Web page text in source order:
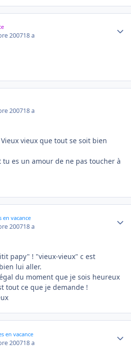
200718 a
200718 a
vieux que tout se soit bien
tu es un amour de ne pas toucher à
en vacance
200718 a
papy" ! "vieux-vieux" c est
lui aller.
du moment que je sois heureux
tout ce que je demande !
en vacance
200718 a